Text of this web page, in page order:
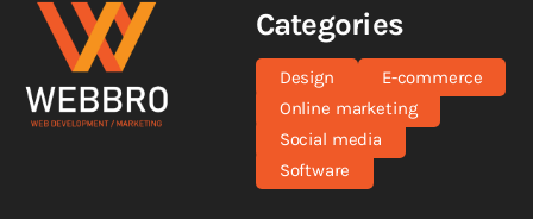
Categories
Design
E-commerce
Online marketing
Social media
Software